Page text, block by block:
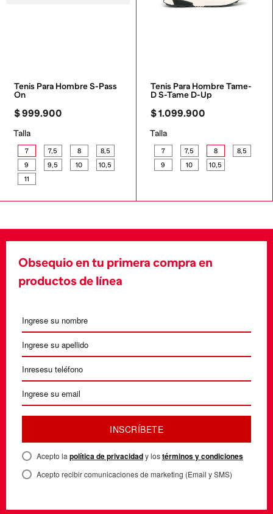
Tenis Para Hombre S-Pass
On
$999.900
Talla
7 7,5 8
8,5
9
9,5 10
10,5
11
Tenis Para Hombre Tame-
D S-Tame D-Up
$1.099.900
Talla
7 7,5 8
8,5
9
10 10,5
Obsequio en tu primera compra en
productos de línea
INSCRÍBETE
Acepto la política de privacidady lostérminos y condiciones
Acepto recibir comunicaciones de marketing (Email y SMS)